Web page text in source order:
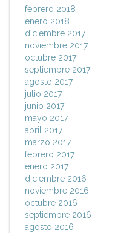
febrero 2018
enero 2018
diciembre 2017
noviembre 2017
octubre 2017
septiembre 2017
agosto 2017
julio 2017
junio 2017
mayo 2017
abril 2017
marzo 2017
febrero 2017
enero 2017
diciembre 2016
noviembre 2016
octubre 2016
septiembre 2016
agosto 2016